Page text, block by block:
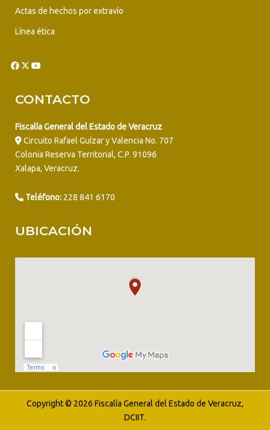
Actas de hechos por extravío
Línea ética
CONTACTO
Fiscalía General del Estado de Veracruz
Circuito Rafael Guízar y Valencia No. 707
Colonia Reserva Territorial, C.P. 91096
Xalapa, Veracruz.
Teléfono: 228 841 6170
UBICACIÓN
Copyright © 2026 Fiscalía General del Estado de Veracruz,
DCIIT.